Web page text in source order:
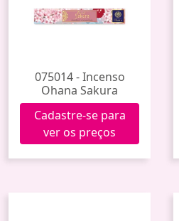
075014 - Incenso
Ohana Sakura
Cadastre-se para
ver os preços